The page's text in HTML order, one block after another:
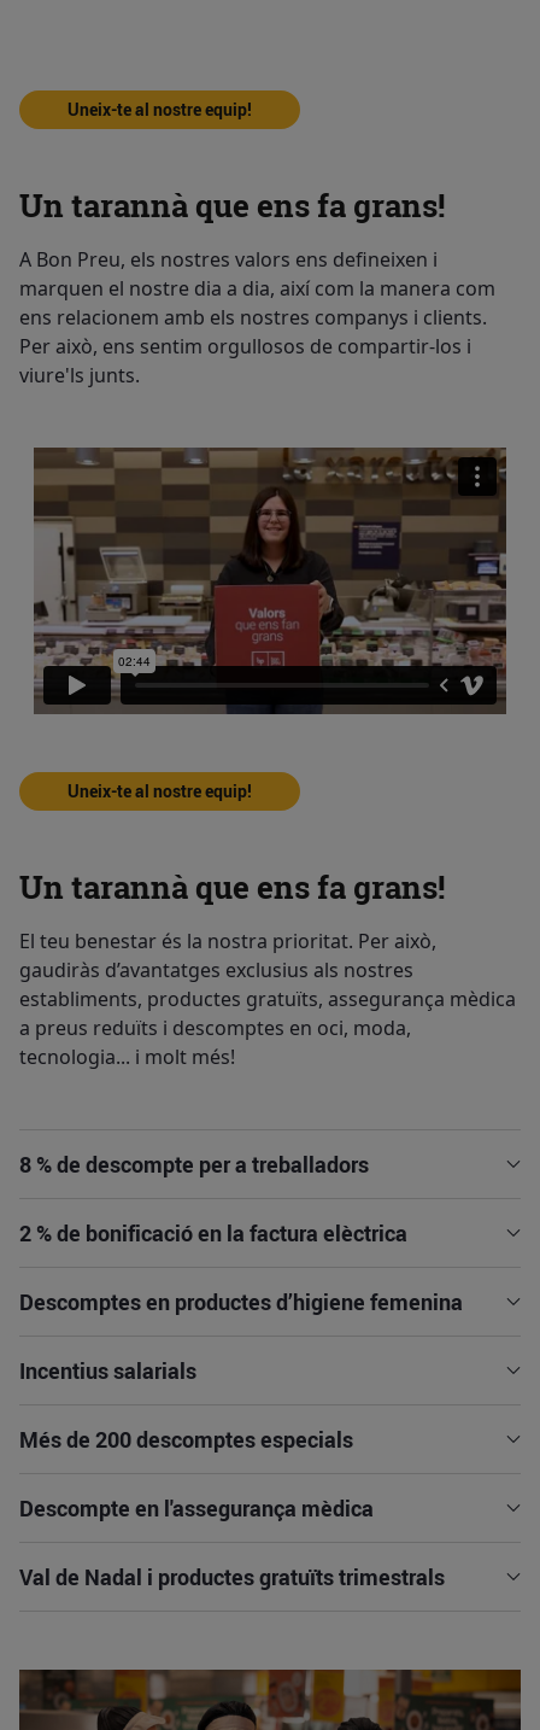
Uneix-te al nostre equip!
Un tarannà que ens fa grans!
A Bon Preu, els nostres valors ens defineixen i
marquen el nostre dia a dia, així com la manera com
ens relacionem amb els nostres companys i clients.
Per això, ens sentim orgullosos de compartir-los i
viure'ls junts.
Uneix-te al nostre equip!
Un tarannà que ens fa grans!
El teu benestar és la nostra prioritat. Per això,
gaudiràs d’avantatges exclusius als nostres
establiments, productes gratuïts, assegurança mèdica
a preus reduïts i descomptes en oci, moda,
tecnologia... i molt més!
8 % de descompte per a treballadors
2 % de bonificació en la factura elèctrica
Descomptes en productes d’higiene femenina
Incentius salarials
Més de 200 descomptes especials
Descompte en l'assegurança mèdica
Val de Nadal i productes gratuïts trimestrals